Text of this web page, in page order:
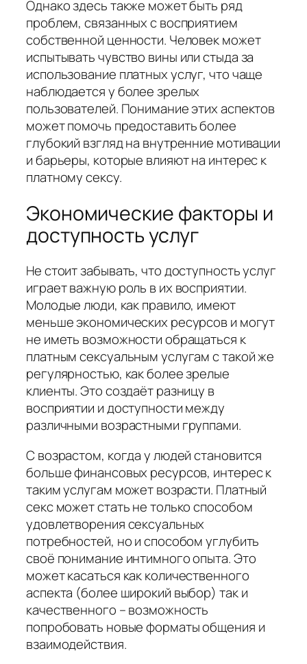
Однако здесь также может быть ряд
проблем, связанных с восприятием
собственной ценности. Человек может
испытывать чувство вины или стыда за
использование платных услуг, что чаще
наблюдается у более зрелых
пользователей. Понимание этих аспектов
может помочь предоставить более
глубокий взгляд на внутренние мотивации
и барьеры, которые влияют на интерес к
платному сексу.
Экономические факторы и
доступность услуг
Не стоит забывать, что доступность услуг
играeт важную роль в их восприятии.
Молодые люди, как правило, имеют
меньше экономических ресурсов и могут
не иметь возможности обращаться к
платным сексуальным услугам с такой же
регулярностью, как более зрелые
клиенты. Это создаёт разницу в
восприятии и доступности между
различными возрастными группами.
С возрастом, когда у людей становится
больше финансовых ресурсов, интерес к
таким услугам может возрасти. Платный
секс может стать не только способом
удовлетворения сексуальных
потребностей, но и способом углубить
своё понимание интимного опыта. Это
может касаться как количественного
аспекта (более широкий выбор) так и
качественного – возможность
попробовать новые форматы общения и
взаимодействия.